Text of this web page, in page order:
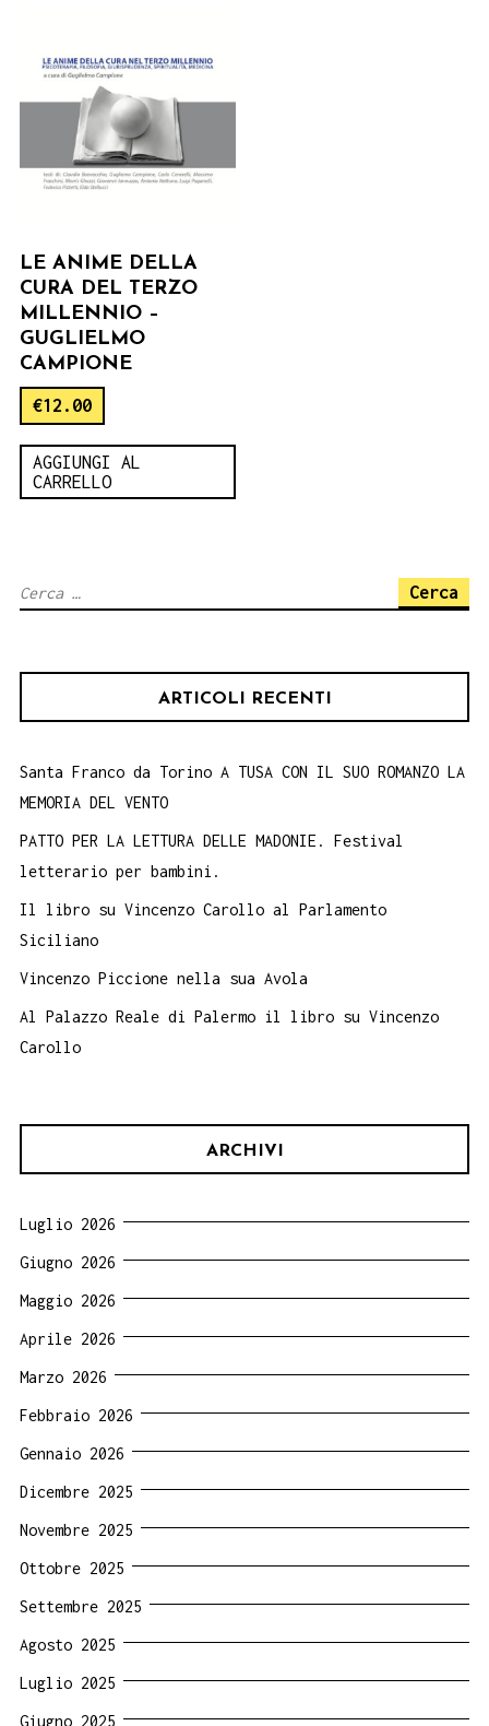
LE ANIME DELLA
CURA DEL TERZO
MILLENNIO –
GUGLIELMO
CAMPIONE
€12.00
AGGIUNGI AL
CARRELLO
Ricerca
ARTICOLI RECENTI
Santa Franco da Torino A TUSA CON IL SUO ROMANZO LA
MEMORIA DEL VENTO
PATTO PER LA LETTURA DELLE MADONIE. Festival
letterario per bambini.
Il libro su Vincenzo Carollo al Parlamento
Siciliano
Vincenzo Piccione nella sua Avola
Al Palazzo Reale di Palermo il libro su Vincenzo
Carollo
ARCHIVI
Luglio 2026
Giugno 2026
Maggio 2026
Aprile 2026
Marzo 2026
Febbraio 2026
Gennaio 2026
Dicembre 2025
Novembre 2025
Ottobre 2025
Settembre 2025
Agosto 2025
Luglio 2025
Giugno 2025